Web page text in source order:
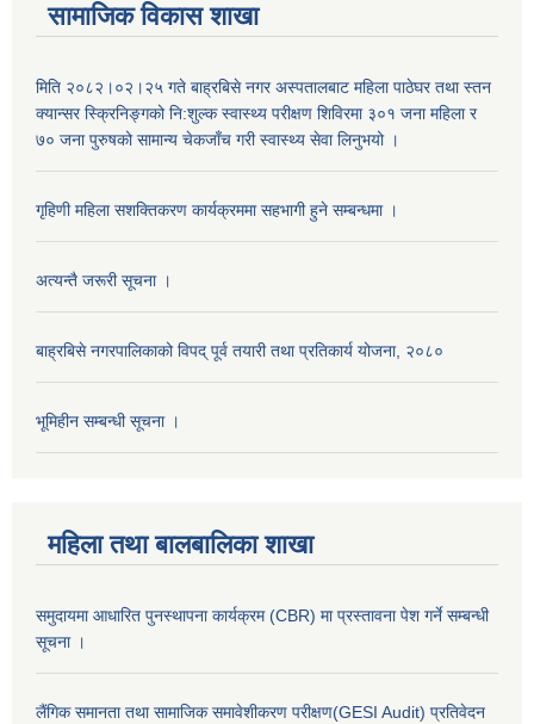
सामाजिक विकास शाखा
मिति २०८२।०२।२५ गते बाह्रबिसे नगर अस्पतालबाट महिला पाठेघर तथा स्तन
क्यान्सर स्क्रिनिङ्गको नि:शुल्क स्वास्थ्य परीक्षण शिविरमा ३०१ जना महिला र
७० जना पुरुषको सामान्य चेकजाँच गरी स्वास्थ्य सेवा लिनुभयो ।
गृहिणी महिला सशक्तिकरण कार्यक्रममा सहभागी हुने सम्बन्धमा ।
अत्यन्तै जरूरी सूचना ।
बाह्रबिसे नगरपालिकाको विपद् पूर्व तयारी तथा प्रतिकार्य योजना, २०८०
भूमिहीन सम्बन्धी सूचना ।
महिला तथा बालबालिका शाखा
समुदायमा आधारित पुनस्थापना कार्यक्रम (CBR) मा प्रस्तावना पेश गर्ने सम्बन्धी
सूचना ।
लैंगिक समानता तथा सामाजिक समावेशीकरण परीक्षण(GESI Audit) प्रतिवेदन